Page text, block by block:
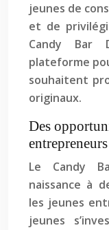
jeunes de
et de
Candy Bar
plateforme
souhaitent
originaux.
Des
entrepreneurs
Le Candy
naissance à
les jeunes
jeunes